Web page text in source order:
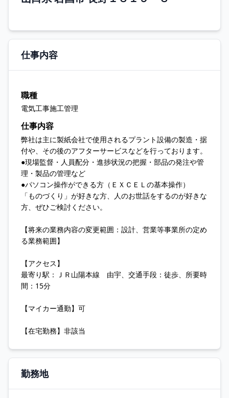
仕事内容
職種
電気工事施工管理
仕事内容
弊社は主に製紙会社で使用されるプラント設備の製造・据
付や、その後のアフターサービスなどを行っております。
●現場監督・人員配分・進捗状況の把握・部品の発注や管
理・製品の管理など
●パソコン操作ができる方（ＥＸＣＥＬの基本操作）
「ものづくり」が好きな方、人のお世話をするのが好きな
方、ぜひご検討ください。
【将来の業務内容の変更範囲：設計、営業等事業所の定め
る業務範囲】
【アクセス】
最寄り駅：ＪＲ山陽本線 由宇、交通手段：徒歩、所要時
間：15分
【マイカー通勤】可
【在宅勤務】非該当
勤務地